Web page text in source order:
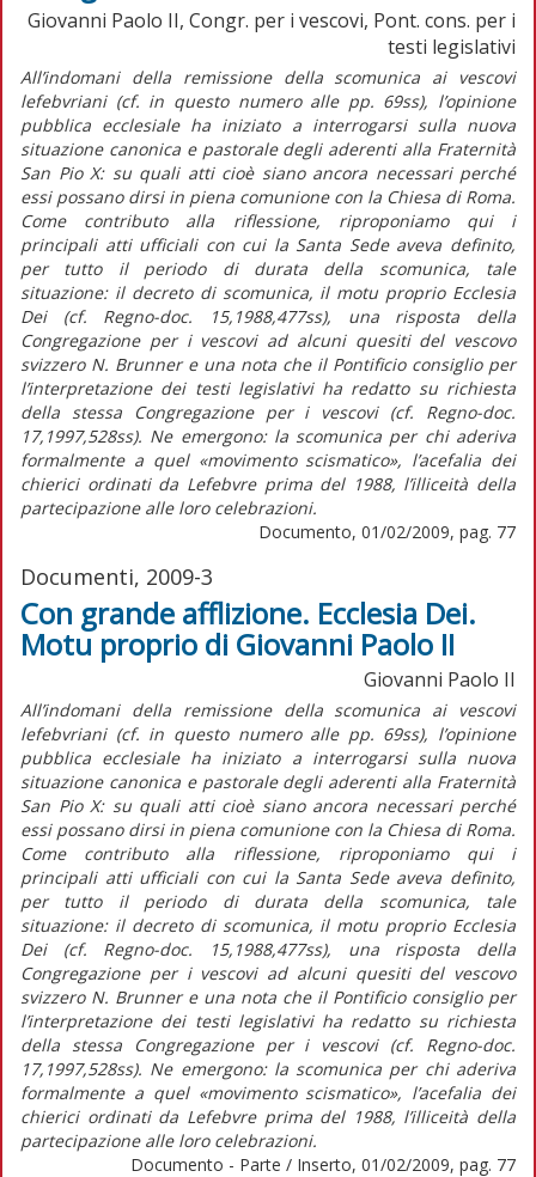
Giovanni Paolo II, Congr. per i vescovi, Pont. cons. per i
testi legislativi
All’indomani della remissione della scomunica ai vescovi
lefebvriani (cf. in questo numero alle pp. 69ss), l’opinione
pubblica ecclesiale ha iniziato a interrogarsi sulla nuova
situazione canonica e pastorale degli aderenti alla Fraternità
San Pio X: su quali atti cioè siano ancora necessari perché
essi possano dirsi in piena comunione con la Chiesa di Roma.
Come contributo alla riflessione, riproponiamo qui i
principali atti ufficiali con cui la Santa Sede aveva definito,
per tutto il periodo di durata della scomunica, tale
situazione: il decreto di scomunica, il motu proprio Ecclesia
Dei (cf. Regno-doc. 15,1988,477ss), una risposta della
Congregazione per i vescovi ad alcuni quesiti del vescovo
svizzero N. Brunner e una nota che il Pontificio consiglio per
l’interpretazione dei testi legislativi ha redatto su richiesta
della stessa Congregazione per i vescovi (cf. Regno-doc.
17,1997,528ss). Ne emergono: la scomunica per chi aderiva
formalmente a quel «movimento scismatico», l’acefalia dei
chierici ordinati da Lefebvre prima del 1988, l’illiceità della
partecipazione alle loro celebrazioni.
Documento, 01/02/2009, pag. 77
Documenti, 2009-3
Con grande afflizione. Ecclesia Dei.
Motu proprio di Giovanni Paolo II
Giovanni Paolo II
All’indomani della remissione della scomunica ai vescovi
lefebvriani (cf. in questo numero alle pp. 69ss), l’opinione
pubblica ecclesiale ha iniziato a interrogarsi sulla nuova
situazione canonica e pastorale degli aderenti alla Fraternità
San Pio X: su quali atti cioè siano ancora necessari perché
essi possano dirsi in piena comunione con la Chiesa di Roma.
Come contributo alla riflessione, riproponiamo qui i
principali atti ufficiali con cui la Santa Sede aveva definito,
per tutto il periodo di durata della scomunica, tale
situazione: il decreto di scomunica, il motu proprio Ecclesia
Dei (cf. Regno-doc. 15,1988,477ss), una risposta della
Congregazione per i vescovi ad alcuni quesiti del vescovo
svizzero N. Brunner e una nota che il Pontificio consiglio per
l’interpretazione dei testi legislativi ha redatto su richiesta
della stessa Congregazione per i vescovi (cf. Regno-doc.
17,1997,528ss). Ne emergono: la scomunica per chi aderiva
formalmente a quel «movimento scismatico», l’acefalia dei
chierici ordinati da Lefebvre prima del 1988, l’illiceità della
partecipazione alle loro celebrazioni.
Documento - Parte / Inserto, 01/02/2009, pag. 77